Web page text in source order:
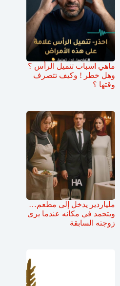
ماهي اسباب تنميل الرأس ؟
وهل خطر ! وكيف تتصرف
وقتها ؟
ملياردير يدخل إلى مطعم…
ويتجمد في مكانه عندما يرى
زوجته السابقة